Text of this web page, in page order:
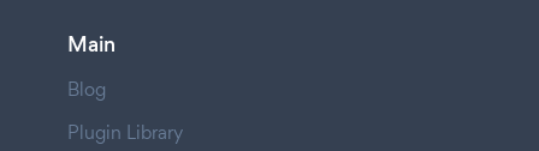
Main
Blog
Plugin Library